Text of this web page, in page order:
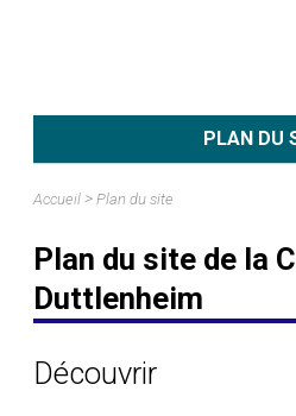
PLAN DU
Accueil >Plan du site
Plan du site de la
Duttlenheim
Découvrir